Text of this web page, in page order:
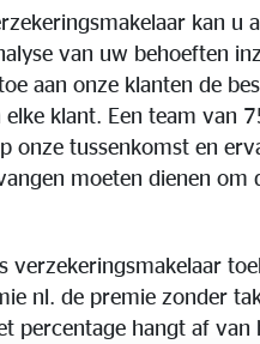
kan u
van uw behoeften
aan onze klanten de
elke klant. Een team van
onze tussenkomst en
moeten dienen
verzekeringsmakelaar
nl. de premie zonder
percentage hangt af